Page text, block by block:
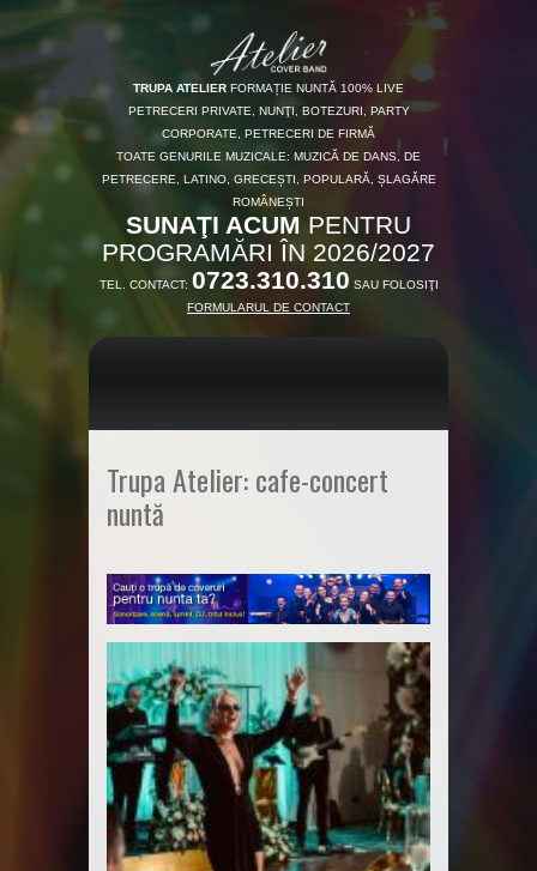
TRUPA ATELIER FORMAȚIE NUNTĂ 100% LIVE
PETRECERI PRIVATE, NUNŢI, BOTEZURI, PARTY
CORPORATE, PETRECERI DE FIRMĂ
TOATE GENURILE MUZICALE: MUZICĂ DE DANS, DE
PETRECERE, LATINO, GRECEȘTI, POPULARĂ, ȘLAGĂRE
ROMÂNEȘTI
SUNAŢI ACUM PENTRU
PROGRAMĂRI ÎN 2026/2027
TEL. CONTACT: 0723.310.310 SAU FOLOSIŢI
FORMULARUL DE CONTACT
Trupa Atelier: cafe-concert
nuntă